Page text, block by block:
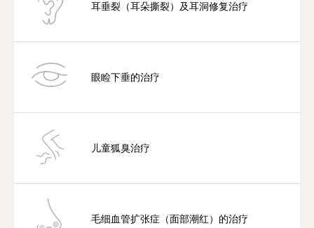
耳垂裂（耳朵撕裂）及耳洞修复治疗
眼睑下垂的治疗
儿童狐臭治疗
毛细血管扩张症（面部潮红）的治疗